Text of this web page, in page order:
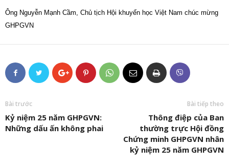
Ông Nguyễn Mạnh Cầm, Chủ tịch Hội khuyến học Việt Nam chúc mừng
GHPGVN
Bài trước
Kỷ niệm 25 năm GHPGVN:
Những dấu ấn không phai
Bài tiếp theo
Thông điệp của Ban
thường trực Hội đồng
Chứng minh GHPGVN nhân
kỷ niệm 25 năm GHPGVN